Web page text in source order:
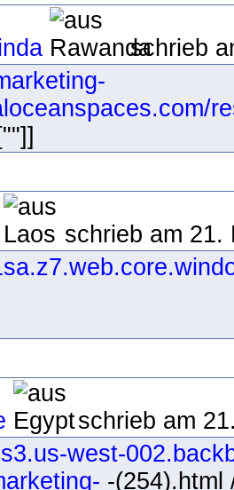
schrieb
schrieb am
schrieb am
west-
-